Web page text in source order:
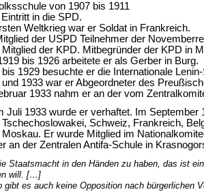
von 1907 bis 1911
Eintritt in die SPD.
Weltkrieg war er Soldat in Frankreich.
der USPD Teilnehmer der
Mitglied der KPD. Mitbegründer der KPD in
bis 1926 arbeitete er als Gerber in Burg.
bis 1929 besuchte er die Internationale
und 1933 war er Abgeordneter des
1933 nahm er an der vom
Juli 1933 wurde er verhaftet. Im
Tschechoslowakei, Schweiz, Frankreich,
Moskau. Er wurde Mitglied im
an der Zentralen Antifa-Schule in
Staatsmacht in den Händen zu haben, das ist
will. […]
gibt es auch keine Opposition nach bürgerlichen